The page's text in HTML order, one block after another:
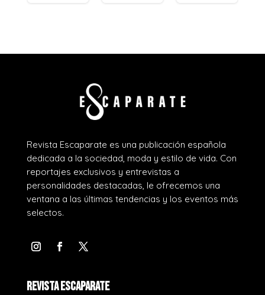
Revista Escaparate es una publicación española
dedicada a la sociedad, moda y estilo de vida. Con
reportajes exclusivos y entrevistas a
personalidades destacadas, le ofrecemos una
ventana a las últimas tendencias y los eventos más
selectos.
REVISTA ESCAPARATE